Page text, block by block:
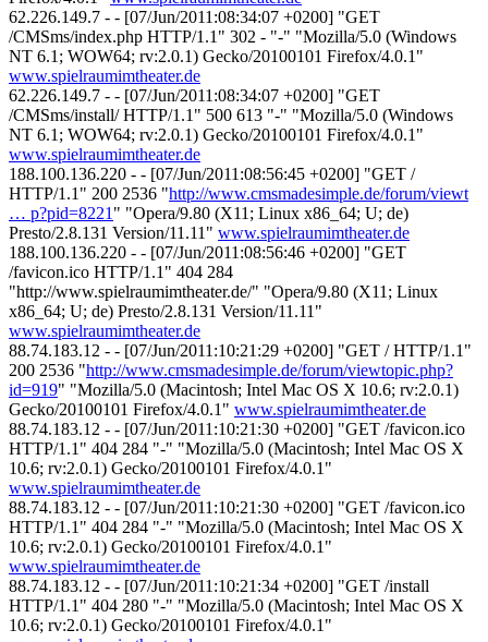
62.226.149.7 - - [07/Jun/2011:08:34:07 +0200] "GET
/CMSms/index.php HTTP/1.1" 302 - "-" "Mozilla/5.0 (Windows
NT 6.1; WOW64; rv:2.0.1) Gecko/20100101 Firefox/4.0.1"
www.spielraumimtheater.de
62.226.149.7 - - [07/Jun/2011:08:34:07 +0200] "GET
/CMSms/install/ HTTP/1.1" 500 613 "-" "Mozilla/5.0 (Windows
NT 6.1; WOW64; rv:2.0.1) Gecko/20100101 Firefox/4.0.1"
www.spielraumimtheater.de
188.100.136.220 - - [07/Jun/2011:08:56:45 +0200] "GET /
HTTP/1.1" 200 2536 "http://www.cmsmadesimple.de/forum/viewt
… p?pid=8221 " "Opera/9.80 (X11; Linux x86_64; U; de)
Presto/2.8.131 Version/11.11" www.spielraumimtheater.de
188.100.136.220 - - [07/Jun/2011:08:56:46 +0200] "GET
/favicon.ico HTTP/1.1" 404 284
"http://www.spielraumimtheater.de/" "Opera/9.80 (X11; Linux
x86_64; U; de) Presto/2.8.131 Version/11.11"
www.spielraumimtheater.de
88.74.183.12 - - [07/Jun/2011:10:21:29 +0200] "GET / HTTP/1.1"
200 2536 "http://www.cmsmadesimple.de/forum/viewtopic.php?
id=919" "Mozilla/5.0 (Macintosh; Intel Mac OS X 10.6; rv:2.0.1)
Gecko/20100101 Firefox/4.0.1" www.spielraumimtheater.de
88.74.183.12 - - [07/Jun/2011:10:21:30 +0200] "GET /favicon.ico
HTTP/1.1" 404 284 "-" "Mozilla/5.0 (Macintosh; Intel Mac OS X
10.6; rv:2.0.1) Gecko/20100101 Firefox/4.0.1"
www.spielraumimtheater.de
88.74.183.12 - - [07/Jun/2011:10:21:30 +0200] "GET /favicon.ico
HTTP/1.1" 404 284 "-" "Mozilla/5.0 (Macintosh; Intel Mac OS X
10.6; rv:2.0.1) Gecko/20100101 Firefox/4.0.1"
www.spielraumimtheater.de
88.74.183.12 - - [07/Jun/2011:10:21:34 +0200] "GET /install
HTTP/1.1" 404 280 "-" "Mozilla/5.0 (Macintosh; Intel Mac OS X
10.6; rv:2.0.1) Gecko/20100101 Firefox/4.0.1"